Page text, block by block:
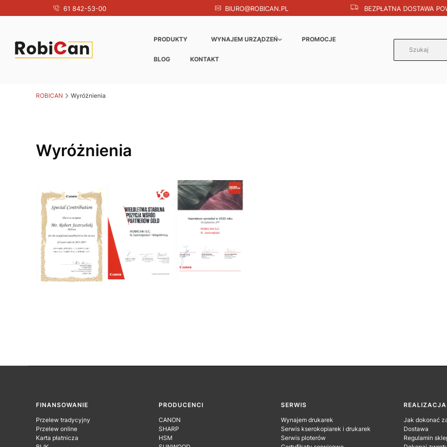
61 842-53-00 BIURO@ROBICAN.PL BEZPŁATNA DOSTAWA
PRODUKTY WYNAJEM URZĄDZEŃ PROMOCJE
BLOG KONTAKT
ROBICAN Wyróżnienia
Wyróżnienia
Linki w stopce
FINANSOWANIE
Przelew tradycyjny
Przelew online
Karta płatnicza
PRODUCENCI
CANON
SHARP
HSM
SERWIS
Wynajem drukarek
Serwis kserokopiarek i drukarek
Serwis ploterów
Jak dokonać
Dostawa
Regulamin